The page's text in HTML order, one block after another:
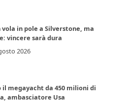
in pole a Silverstone, ma
vincere sarà dura
2026
il megayacht da 450 milioni di
ambasciatore Usa